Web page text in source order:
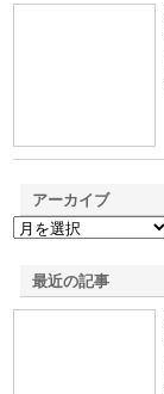
アーカイブ
最近の記事